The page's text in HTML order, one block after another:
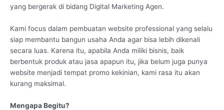
yang bergerak di bidang Digital Marketing Agen.
Kami focus dalam pembuatan website professional yang selalu
siap membantu bangun usaha Anda agar bisa lebih dikenali
secara luas. Karena itu, apabila Anda miliki bisnis, baik
berbentuk produk atau jasa apapun itu, jika belum juga punya
website menjadi tempat promo kekinian, kami rasa itu akan
kurang maksimal.
Mengapa Begitu?